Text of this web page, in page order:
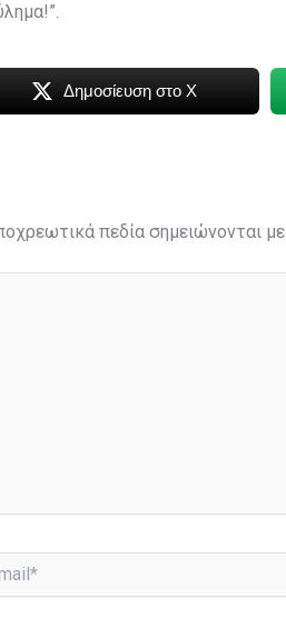
Δημοσίευση στο X
πεδία σημειώνονται με